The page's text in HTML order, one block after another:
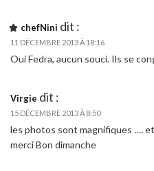
chefNini dit :
11 DÉCEMBRE 2013 À 18:16
Oui Fedra, aucun souci. Ils se
Virgie dit :
15 DÉCEMBRE 2013 À 8:50
les photos sont magnifiques ….
merci Bon dimanche